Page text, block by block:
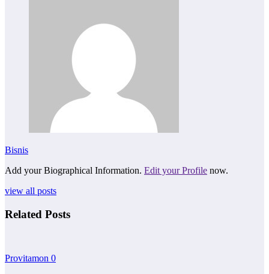
Bisnis
Add your Biographical Information. Edit your Profile now.
view all posts
Related Posts
Provitamon 0